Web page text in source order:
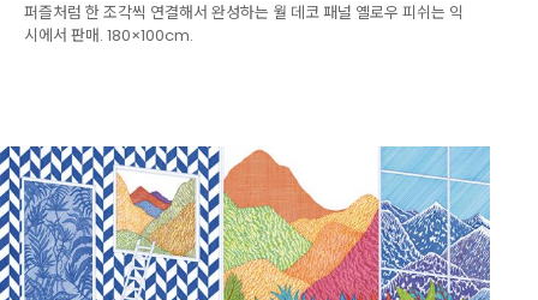
퍼즐처럼 한 조각씩 연결해서 완성하는 월 데코 패널 옐로우 피쉬는 익
시에서 판매. 180×100cm.